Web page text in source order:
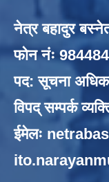
नेत्र बहादुर
फोन नंः
पद: सूचना
विपद् सम्पर्क
ईमेलः